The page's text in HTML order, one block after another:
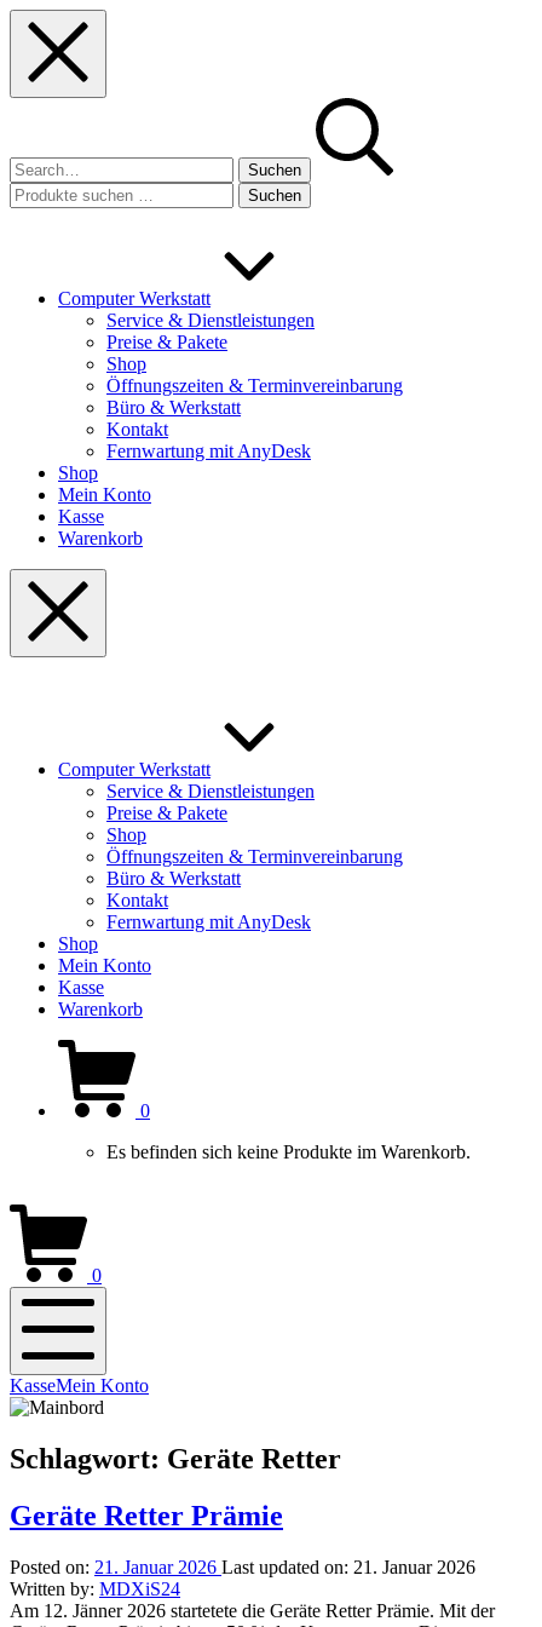
Skip
main
navigation
Skip
main
content
Skip
footer
Suchen
nach:
Suchen
Computer Werkstatt
Service & Dienstleistungen
Preise & Pakete
Shop
Öffnungszeiten & Terminvereinbarung
Büro & Werkstatt
Kontakt
Fernwartung mit AnyDesk
Shop
Mein Konto
Kasse
Warenkorb
Computer Werkstatt
Service & Dienstleistungen
Preise & Pakete
Shop
Öffnungszeiten & Terminvereinbarung
Büro & Werkstatt
Kontakt
Fernwartung mit AnyDesk
Shop
Mein Konto
Kasse
Warenkorb
0
Es befinden sich keine Produkte im Warenkorb.
0
Mobile
Menu
KasseMein Konto
Schlagwort: Geräte Retter
Geräte Retter Prämie
Posted on: 21. Januar 2026 Last updated on: 21. Januar 2026
Written by: MDXiS24
Am 12. Jänner 2026 startetete die Geräte Retter Prämie. Mit der